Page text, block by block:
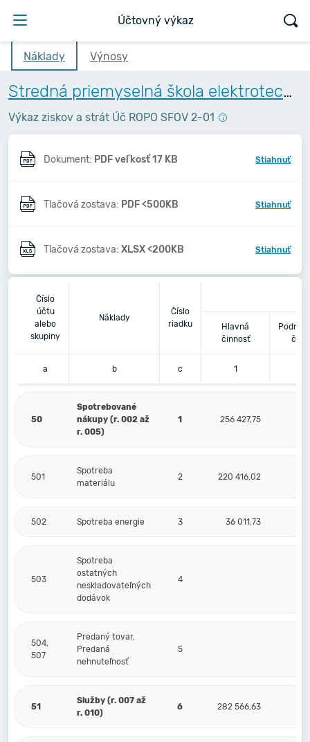
Účtovný výkaz
Náklady Výnosy
Stredná priemyselná škola elektrotechnická, Komenského 44, Košice
Výkaz ziskov a strát Úč ROPO SFOV 2-01
Dokument: PDF veľkosť 17 KB Stiahnuť
Tlačová zostava: PDF <500KB Stiahnuť
Tlačová zostava: XLSX <200KB Stiahnuť
Číslo
účtu
alebo
skupiny
Náklady
Číslo
riadku
Hlavná
činnosť
a b c 1
50
Spotrebované
nákupy (r. 002 až
r. 005)
1 256 427,75
501
Spotreba
materiálu
2 220 416,02
502 Spotreba energie 3 36 011,73
503
Spotreba
ostatných
neskladovateľných
dodávok
4
504,
507
Predaný tovar,
Predaná
nehnuteľnosť
5
51
Služby (r. 007 až
r. 010)
6 282 566,63